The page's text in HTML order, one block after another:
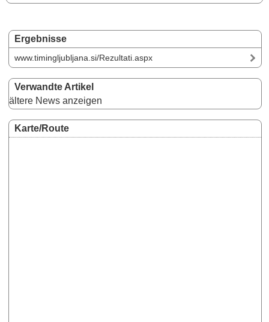
Ergebnisse
www.timingljubljana.si/Rezultati.aspx
Verwandte Artikel
ältere News anzeigen
Karte/Route